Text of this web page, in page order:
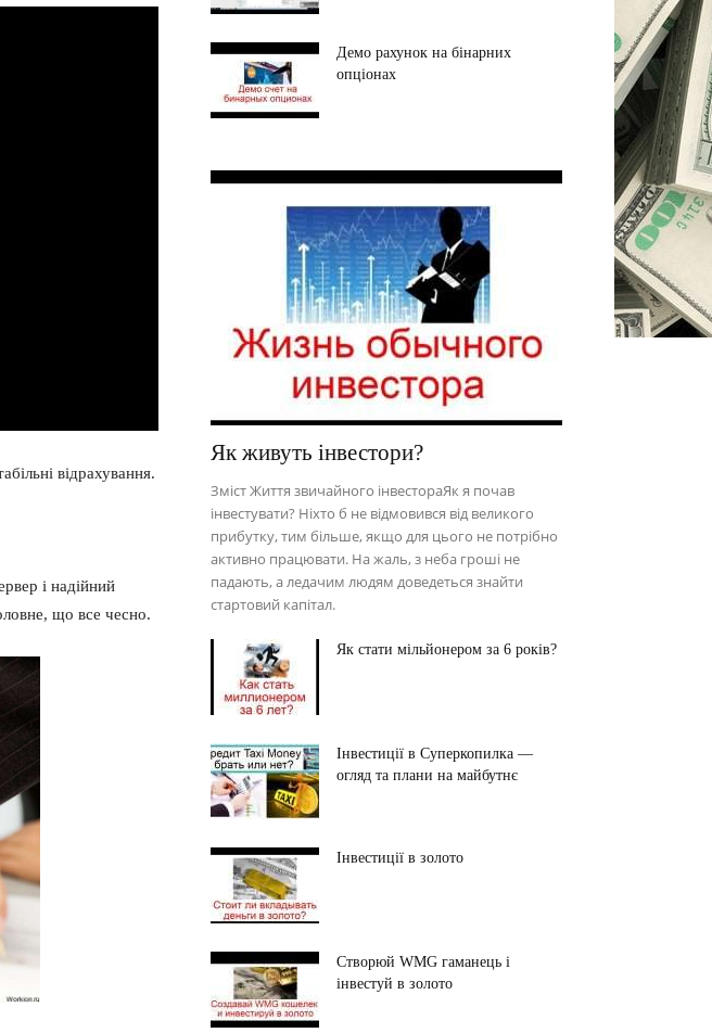
відрахування.
і надійний
що все чесно.
Демо рахунок на бінарних
опціонах
Як живуть інвестори?
Зміст Життя звичайного інвестораЯк я почав
інвестувати? Ніхто б не відмовився від великого
прибутку, тим більше, якщо для цього не потрібно
активно працювати. На жаль, з неба гроші не
падають, а ледачим людям доведеться знайти
стартовий капітал.
Як стати мільйонером за 6 років?
Інвестиції в Суперкопилка —
огляд та плани на майбутнє
Інвестиції в золото
Створюй WMG гаманець і
інвестуй в золото